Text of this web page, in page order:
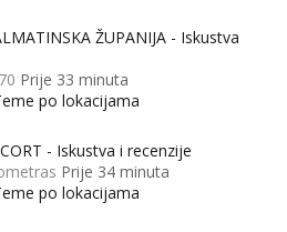
ŽUPANIJA - Iskustva
Prije 33 minuta
po lokacijama
- Iskustva i recenzije
Prije 34 minuta
po lokacijama